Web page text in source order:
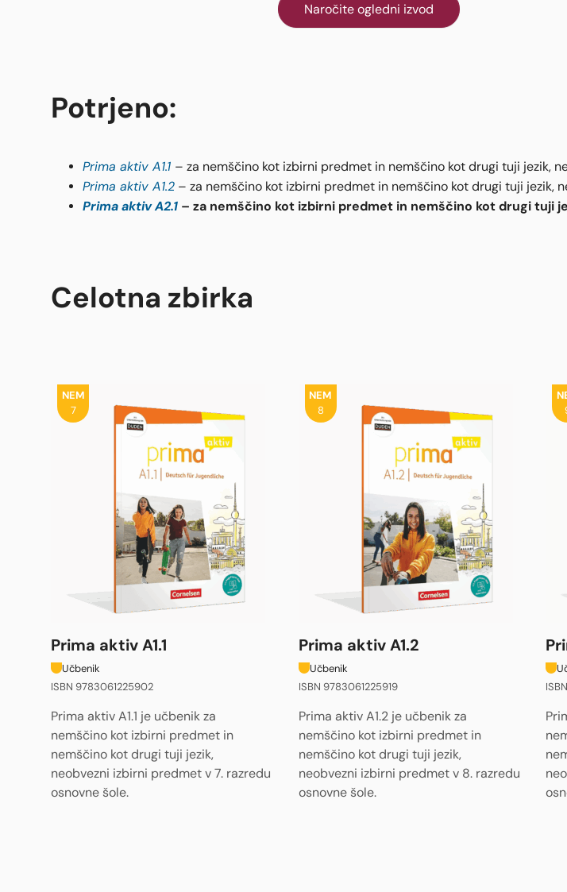
Naročite ogledni izvod
Potrjeno:
Prima aktiv A1.1 – za nemščino kot izbirni predmet in nemščino kot drugi tuji jezik,
Prima aktiv A1.2 – za nemščino kot izbirni predmet in nemščino kot drugi tuji jezik,
Prima aktiv A2.1 – za nemščino kot izbirni predmet in nemščino kot drugi tuji
Celotna zbirka
NEM
7
Prima aktiv A1.1
Učbenik
ISBN 9783061225902
Prima aktiv A1.1 je učbenik za
nemščino kot izbirni predmet in
nemščino kot drugi tuji jezik,
neobvezni izbirni predmet v 7. razredu
osnovne šole.
NEM
8
Prima aktiv A1.2
Učbenik
ISBN 9783061225919
Prima aktiv A1.2 je učbenik za
nemščino kot izbirni predmet in
nemščino kot drugi tuji jezik,
neobvezni izbirni predmet v 8. razredu
osnovne šole.